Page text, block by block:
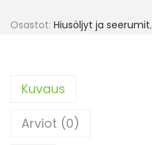
Osastot: Hiusöljyt ja seerumit,
Kuvaus
Arviot (0)